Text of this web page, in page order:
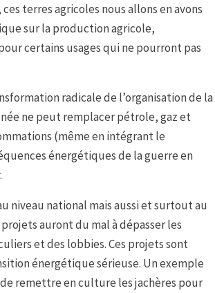
terres agricoles nous allons en avons
sur la production agricole,
certains usages qui ne pourront pas
radicale de l’organisation de la
ne peut remplacer pétrole, gaz et
(même en intégrant le
énergétiques de la guerre en
niveau national mais aussi et surtout au
auront du mal à dépasser les
et des lobbies. Ces projets sont
énergétique sérieuse. Un exemple
remettre en culture les jachères pour